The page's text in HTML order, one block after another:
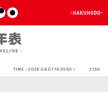
TIME :2026.08.07 16:51:50 > 2150